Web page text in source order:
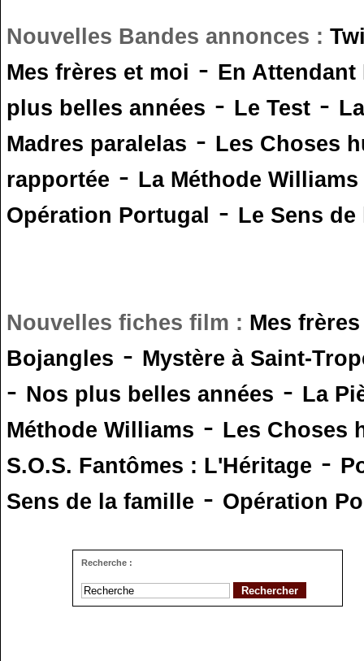
Nouvelles Bandes annonces :
Mes frères et moi - En
plus belles années - Le Test -
Madres paralelas - Les Choses
rapportée - La Méthode Williams
Opération Portugal - Le Sens
Nouvelles fiches film : Mes
Bojangles - Mystère à Saint-
- Nos plus belles années - La
Méthode Williams - Les Choses
S.O.S. Fantômes : L'Héritage -
Sens de la famille - Opération
Recherche :